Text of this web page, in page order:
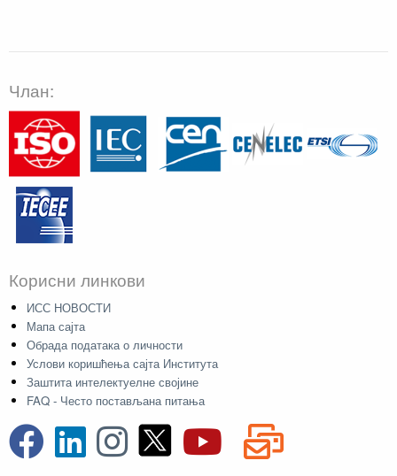
Члан:
Корисни линкови
ИСС НОВОСТИ
Мапа сајта
Обрада података о личности
Услови коришћења сајта Института
Заштита интелектуелне својине
FAQ - Често постављана питања